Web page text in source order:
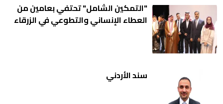
"التمكين الشامل" تحتفي بعامين من
العطاء الإنساني والتطوعي في الزرقاء
سند الأردني